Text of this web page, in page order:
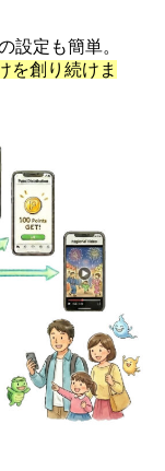
設定も簡単。
を創り続けま